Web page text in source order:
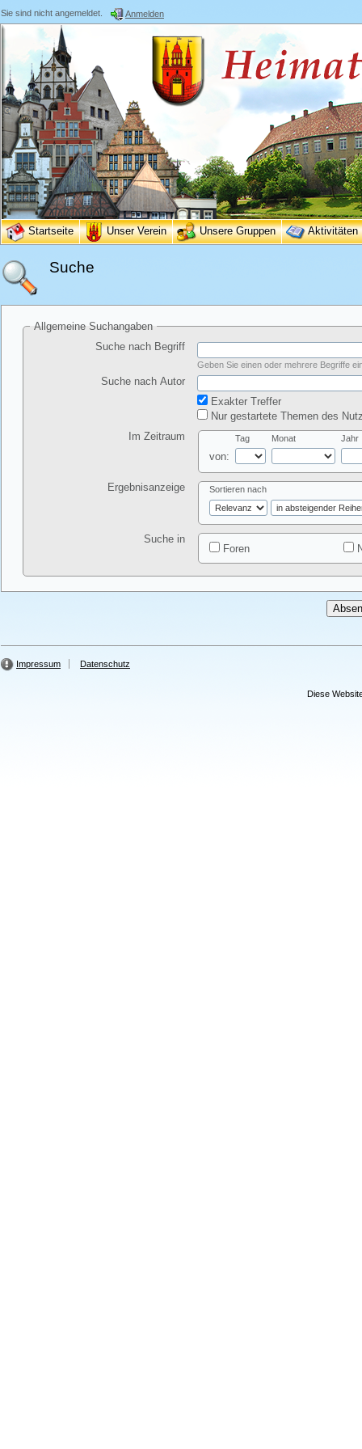
Sie sind nicht angemeldet. Anmelden
Startseite Unser Verein Unsere Gruppen Aktivitäten
Suche
Allgemeine Suchangaben
Suche nach Begriff
Geben Sie einen oder mehrere Begriffe
Suche nach Autor
Exakter Treffer
Nur gestartete Themen des
Im Zeitraum
von:
Tag Monat Jahr
Ergebnisanzeige Sortieren nach
Suche in
Foren
Impressum Datenschutz
Diese